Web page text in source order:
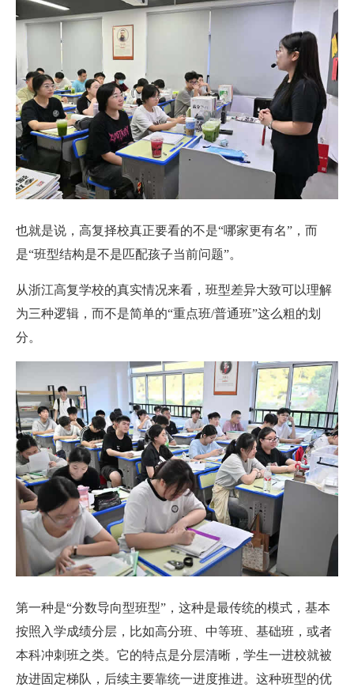
也就是说，高复择校真正要看的不是“哪家更有名”，而
是“班型结构是不是匹配孩子当前问题”。
从浙江高复学校的真实情况来看，班型差异大致可以理解
为三种逻辑，而不是简单的“重点班/普通班”这么粗的划
分。
第一种是“分数导向型班型”，这种是最传统的模式，基本
按照入学成绩分层，比如高分班、中等班、基础班，或者
本科冲刺班之类。它的特点是分层清晰，学生一进校就被
放进固定梯队，后续主要靠统一进度推进。这种班型的优